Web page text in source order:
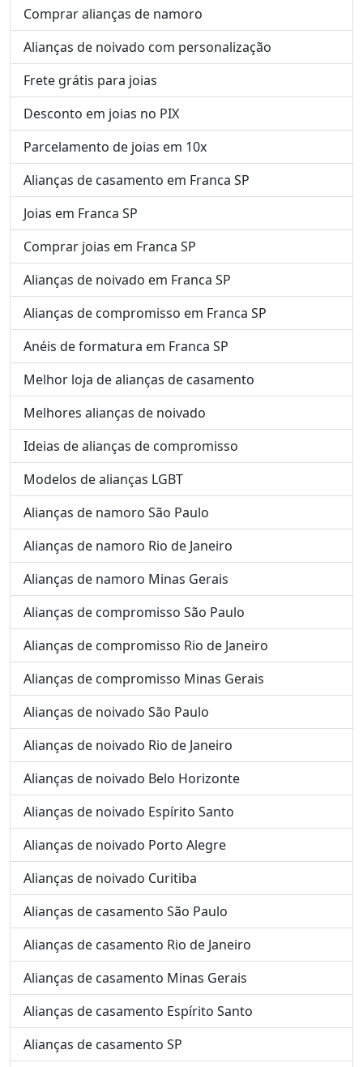
Comprar alianças de namoro
Alianças de noivado com personalização
Frete grátis para joias
Desconto em joias no PIX
Parcelamento de joias em 10x
Alianças de casamento em Franca SP
Joias em Franca SP
Comprar joias em Franca SP
Alianças de noivado em Franca SP
Alianças de compromisso em Franca SP
Anéis de formatura em Franca SP
Melhor loja de alianças de casamento
Melhores alianças de noivado
Ideias de alianças de compromisso
Modelos de alianças LGBT
Alianças de namoro São Paulo
Alianças de namoro Rio de Janeiro
Alianças de namoro Minas Gerais
Alianças de compromisso São Paulo
Alianças de compromisso Rio de Janeiro
Alianças de compromisso Minas Gerais
Alianças de noivado São Paulo
Alianças de noivado Rio de Janeiro
Alianças de noivado Belo Horizonte
Alianças de noivado Espírito Santo
Alianças de noivado Porto Alegre
Alianças de noivado Curitiba
Alianças de casamento São Paulo
Alianças de casamento Rio de Janeiro
Alianças de casamento Minas Gerais
Alianças de casamento Espírito Santo
Alianças de casamento SP